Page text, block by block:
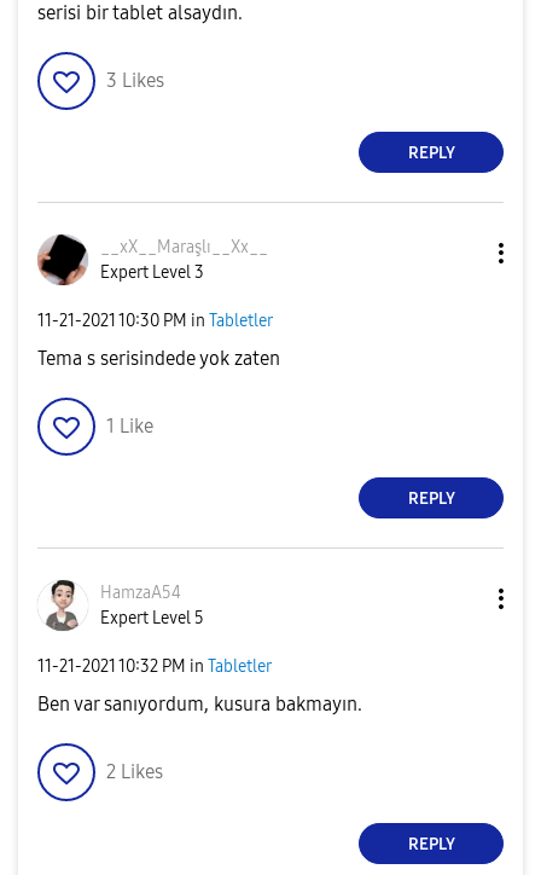
serisi bir tablet alsaydın.
3 Likes
REPLY
__xX__Maraşlı__ Xx__
Expert Level 3
‎11-21-2021 10:30 PM in Tabletler
Tema s serisindede yok zaten
1 Like
REPLY
HamzaA54
Expert Level 5
‎11-21-2021 10:32 PM in Tabletler
Ben var sanıyordum, kusura bakmayın.
2 Likes
REPLY